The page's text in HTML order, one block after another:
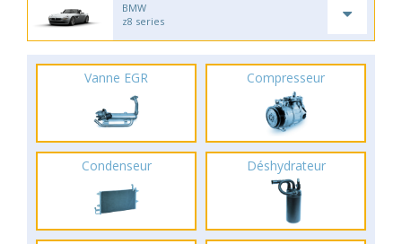
BMW
z8 series
Vanne EGR Compresseur
Condenseur Déshydrateur